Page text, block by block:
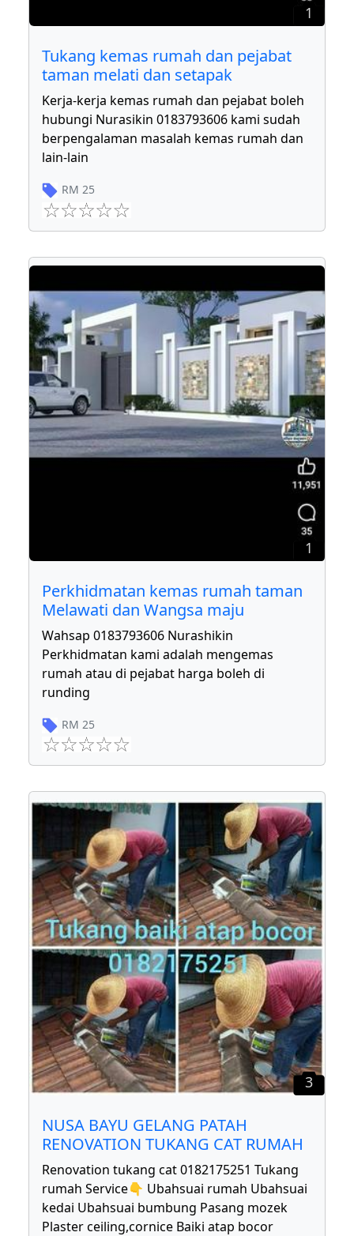
1
Tukang kemas rumah dan pejabat
taman melati dan setapak
Kerja-kerja kemas rumah dan pejabat boleh
hubungi Nurasikin 0183793606 kami sudah
berpengalaman masalah kemas rumah dan
lain-lain
RM 25
1
Perkhidmatan kemas rumah taman
Melawati dan Wangsa maju
Wahsap 0183793606 Nurashikin
Perkhidmatan kami adalah mengemas
rumah atau di pejabat harga boleh di
runding
RM 25
3
NUSA BAYU GELANG PATAH
RENOVATION TUKANG CAT RUMAH
Renovation tukang cat 0182175251 Tukang
rumah Service👇 Ubahsuai rumah Ubahsuai
kedai Ubahsuai bumbung Pasang mozek
Plaster ceiling,cornice Baiki atap bocor